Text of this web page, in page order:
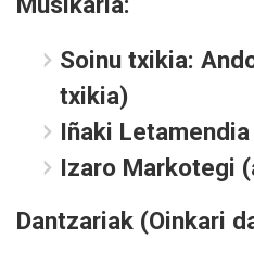
Soinu txikia:
txikia)
Iñaki
Izaro Markotegi
Dantzariak (Oinkari